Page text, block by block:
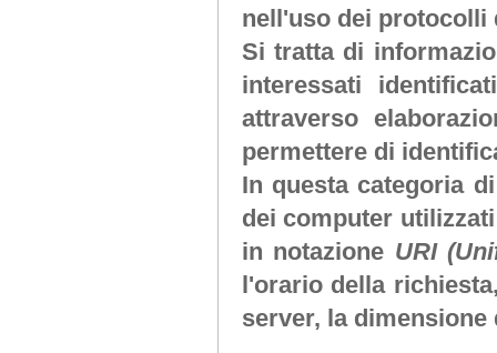
nell'uso dei protocolli
Si tratta di
interessati
attraverso
permettere di
In questa categoria
dei computer
in notazione URI
l'orario della
server, la dimensione